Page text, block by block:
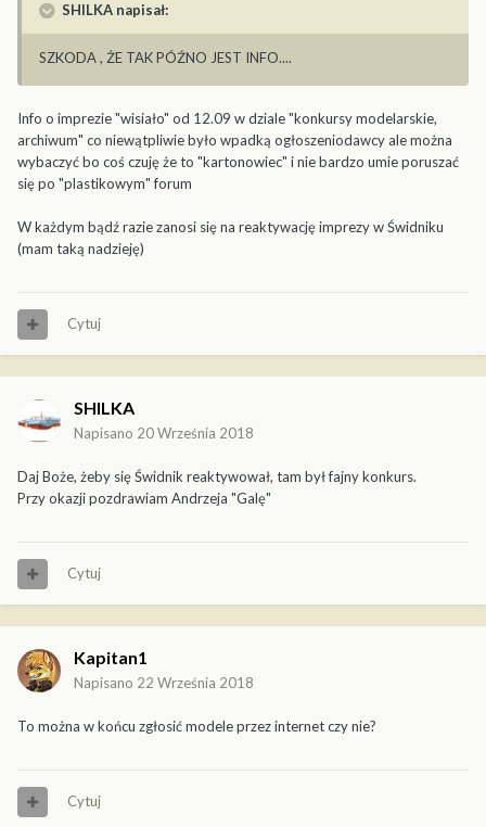
SHILKA napisał:
SZKODA , ŻE TAK PÓŹNO JEST INFO....
Info o imprezie "wisiało" od 12.09 w dziale "konkursy modelarskie,
archiwum" co niewątpliwie było wpadką ogłoszeniodawcy ale można
wybaczyć bo coś czuję że to "kartonowiec" i nie bardzo umie poruszać
się po "plastikowym" forum
W każdym bądź razie zanosi się na reaktywację imprezy w Świdniku
(mam taką nadzieję)
Cytuj
SHILKA
Napisano 20 Września 2018
Daj Boże, żeby się Świdnik reaktywował, tam był fajny konkurs.
Przy okazji pozdrawiam Andrzeja "Galę"
Cytuj
Kapitan1
Napisano 22 Września 2018
To można w końcu zgłosić modele przez internet czy nie?
Cytuj